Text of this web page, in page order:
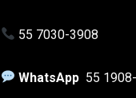
55 7030-3908
WhatsApp 55